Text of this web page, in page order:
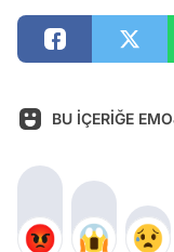
BU İÇERİĞE